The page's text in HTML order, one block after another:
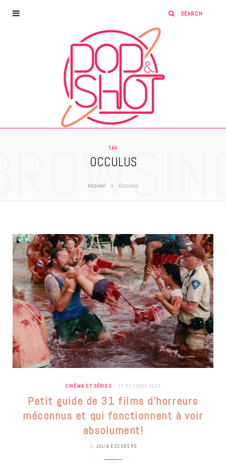
TAG
OCCULUS
Accueil » Occulus
CINÉMA ET SÉRIES 27 OCTOBRE 2017
Petit guide de 31 films d’horreurs
méconnus et qui fonctionnent à voir
absolument!
by JULIA ESCUDERO